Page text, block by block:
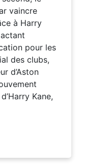
vaincre
à Harry
pour les
des clubs,
d’Aston
Kane,